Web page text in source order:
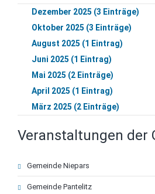
Dezember 2025 (3 Einträge)
Oktober 2025 (3 Einträge)
August 2025 (1 Eintrag)
Juni 2025 (1 Eintrag)
Mai 2025 (2 Einträge)
April 2025 (1 Eintrag)
März 2025 (2 Einträge)
Veranstaltungen der
Navigation
überspringen
Gemeinde Niepars
Gemeinde Pantelitz